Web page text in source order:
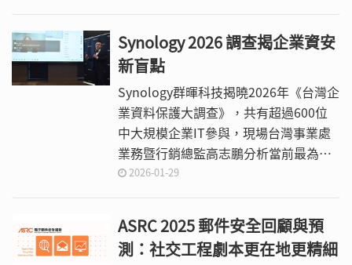
Synology 2026 調查揭企業資安
新盲點
Synology群暉科技揭曉2026年《台灣企
業資料保護大調查》，共有超過600位
中大規模企業IT參與，現場台灣事業處
業務暨行銷總監高志鵬分析當前最為嚴
峻的資安風險和挑戰，並提出對應的資
2026-01-29
ASRC 2025 郵件安全回顧與預
測：社交工程劇本更在地更精細